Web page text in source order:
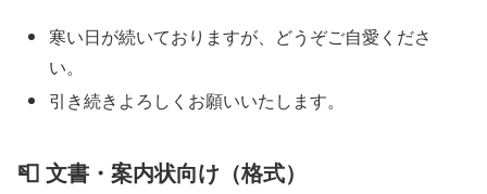
寒い日が続いておりますが、どうぞご自愛くださ
い。
引き続きよろしくお願いいたします。
📮 文書・案内状向け（格式）